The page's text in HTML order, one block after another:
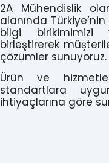
2A Mühendislik
alanında
bilgi birikimimizi
birleştirerek
çözümler sunuyoruz.
Ürün ve
standartlara
ihtiyaçlarına göre